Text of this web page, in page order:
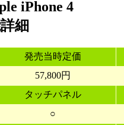
iPhone 4
細
発売当時定価
57,800円
タッチパネル
○